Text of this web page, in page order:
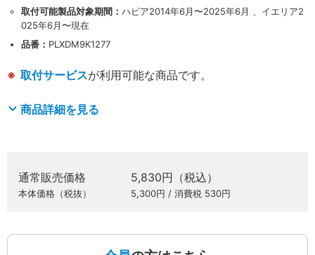
取付可能製品対象期間： ハピア2014年6月〜2025年6月 、イエリア2
025年6月〜現在
品番： PLXDM9K1277
取付サービスが利用可能な商品です。
商品詳細を見る
通常販売価格 5,830円（税込）
本体価格（税抜） 5,300円 / 消費税 530円